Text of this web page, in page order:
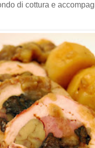
di cottura e